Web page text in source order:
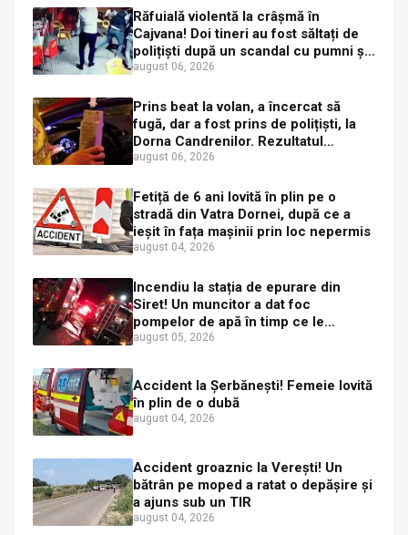
Răfuială violentă la crâșmă în
Cajvana! Doi tineri au fost săltați de
polițiști după un scandal cu pumni și
mașini distruse
august 06, 2026
Prins beat la volan, a încercat să
fugă, dar a fost prins de polițiști, la
Dorna Candrenilor. Rezultatul
etilotestului: 1,59 mg/l alcool pur în
august 06, 2026
Fetiță de 6 ani lovită în plin pe o
stradă din Vatra Dornei, după ce a
ieșit în fața mașinii prin loc nepermis
august 04, 2026
Incendiu la stația de epurare din
Siret! Un muncitor a dat foc
pompelor de apă în timp ce le
alimenta cu combustibil
august 05, 2026
Accident la Șerbănești! Femeie lovită
în plin de o dubă
august 04, 2026
Accident groaznic la Verești! Un
bătrân pe moped a ratat o depășire și
a ajuns sub un TIR
august 04, 2026